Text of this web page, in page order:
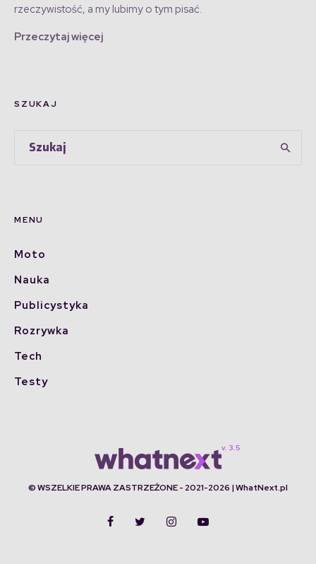
rzeczywistość, a my lubimy o tym pisać.
Przeczytaj więcej
SZUKAJ
MENU
Moto
Nauka
Publicystyka
Rozrywka
Tech
Testy
© WSZELKIE PRAWA ZASTRZEŻONE - 2021-2026 | WhatNext.pl